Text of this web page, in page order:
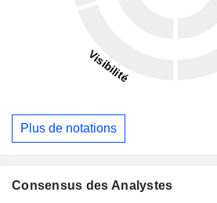
Plus de notations
Consensus des Analystes